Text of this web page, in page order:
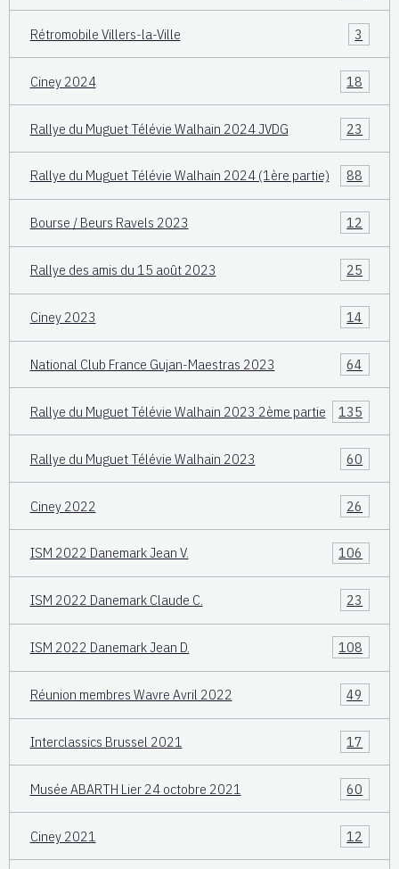
Rétromobile Villers-la-Ville 3
Ciney 2024 18
Rallye du Muguet Télévie Walhain 2024 JVDG 23
Rallye du Muguet Télévie Walhain 2024 (1ère partie) 88
Bourse / Beurs Ravels 2023 12
Rallye des amis du 15 août 2023 25
Ciney 2023 14
National Club France Gujan-Maestras 2023 64
Rallye du Muguet Télévie Walhain 2023 2ème partie 135
Rallye du Muguet Télévie Walhain 2023 60
Ciney 2022 26
ISM 2022 Danemark Jean V. 106
ISM 2022 Danemark Claude C. 23
ISM 2022 Danemark Jean D. 108
Réunion membres Wavre Avril 2022 49
Interclassics Brussel 2021 17
Musée ABARTH Lier 24 octobre 2021 60
Ciney 2021 12